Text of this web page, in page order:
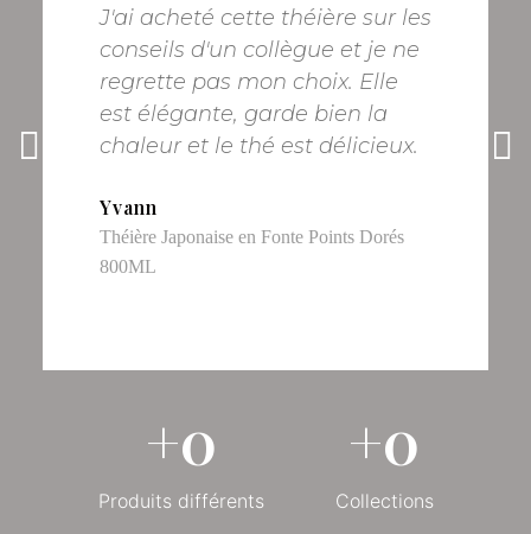
J'ai acheté cette théière sur les
conseils d'un collègue et je ne
regrette pas mon choix. Elle
est élégante, garde bien la
chaleur et le thé est délicieux.
Yvann
Théière Japonaise en Fonte Points Dorés
800ML
Produits différents
+0
Collections
+0